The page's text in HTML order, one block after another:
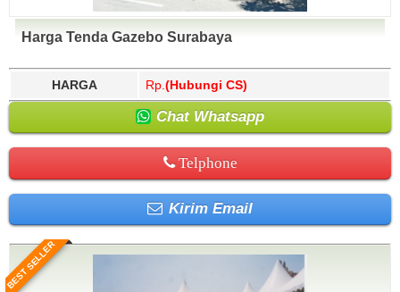
Harga Tenda Gazebo Surabaya
HARGA Rp. (Hubungi CS)
Chat Whatsapp
Telphone
Kirim Email
BEST SELLER